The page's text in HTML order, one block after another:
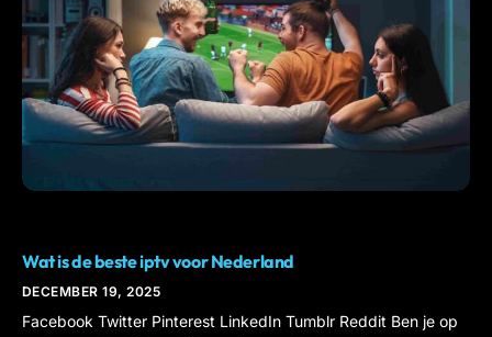
Wat is de beste iptv voor Nederland​
DECEMBER 19, 2025
Facebook Twitter Pinterest LinkedIn Tumblr Reddit Ben je op